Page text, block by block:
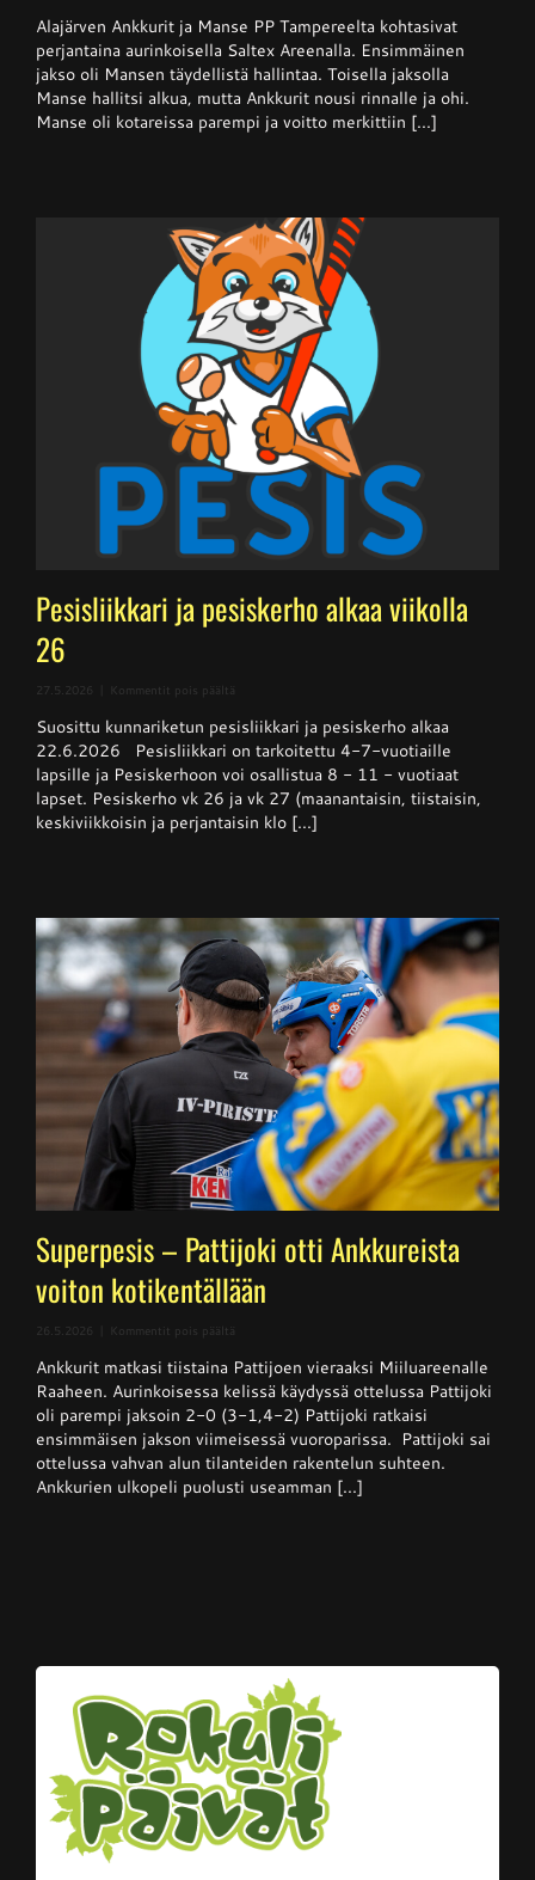
–
Ankkurit
nappasi
pisteen
hallitsevalta
mestarilta
Alajärven Ankkurit ja Manse PP Tampereelta kohtasivat
perjantaina aurinkoisella Saltex Areenalla. Ensimmäinen
jakso oli Mansen täydellistä hallintaa. Toisella jaksolla
Manse hallitsi alkua, mutta Ankkurit nousi rinnalle ja ohi.
Manse oli kotareissa parempi ja voitto merkittiin [...]
Pesisliikkari ja pesiskerho alkaa viikolla
26
27.5.2026 Kommentit pois päältä
ja
pesiskerho
alkaa
viikolla
26
Suosittu kunnariketun pesisliikkari ja pesiskerho alkaa
22.6.2026 Pesisliikkari on tarkoitettu 4-7-vuotiaille
lapsille ja Pesiskerhoon voi osallistua 8 - 11 - vuotiaat
lapset. Pesiskerho vk 26 ja vk 27 (maanantaisin, tiistaisin,
keskiviikkoisin ja perjantaisin klo [...]
Superpesis – Pattijoki otti Ankkureista
voiton kotikentällään
26.5.2026 Kommentit pois päältä
–
Pattijoki
otti
Ankkureista
voiton
kotikentällään
Ankkurit matkasi tiistaina Pattijoen vieraaksi Miiluareenalle
Raaheen. Aurinkoisessa kelissä käydyssä ottelussa Pattijoki
oli parempi jaksoin 2-0 (3-1,4-2) Pattijoki ratkaisi
ensimmäisen jakson viimeisessä vuoroparissa. Pattijoki sai
ottelussa vahvan alun tilanteiden rakentelun suhteen.
Ankkurien ulkopeli puolusti useamman [...]